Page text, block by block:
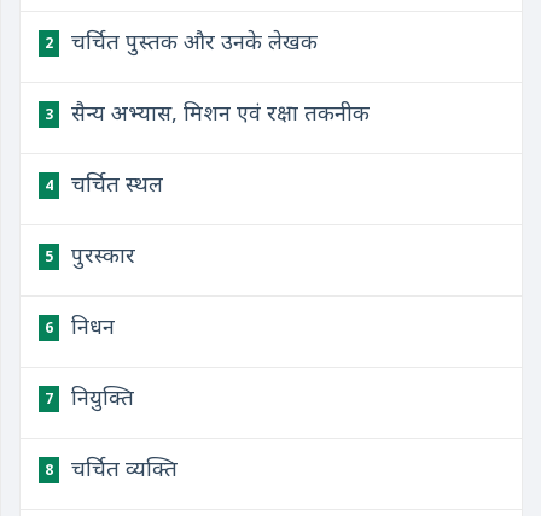
2 चर्चित पुस्तक और उनके लेखक
3 सैन्य अभ्यास, मिशन एवं रक्षा तकनीक
4 चर्चित स्थल
5 पुरस्कार
6 निधन
7 नियुक्ति
8 चर्चित व्यक्ति